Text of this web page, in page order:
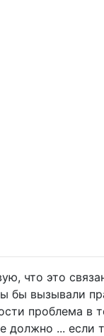
что это
бы вызывали
проблема в
должно ... если